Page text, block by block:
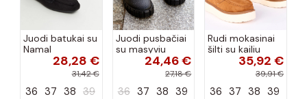
Juodi batukai su
Namal
dekoracija28,28 €
31,42 €
36 37 38 39
Juodi pusbačiai
su masyviu
padu Teska24,46 €
27,18 €
36 37 38 39
Rudi mokasinai
šilti su kailiu
35,92 €
39,91 €
36 37 38 39